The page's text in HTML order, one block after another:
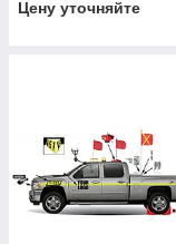
Цену уточняйте